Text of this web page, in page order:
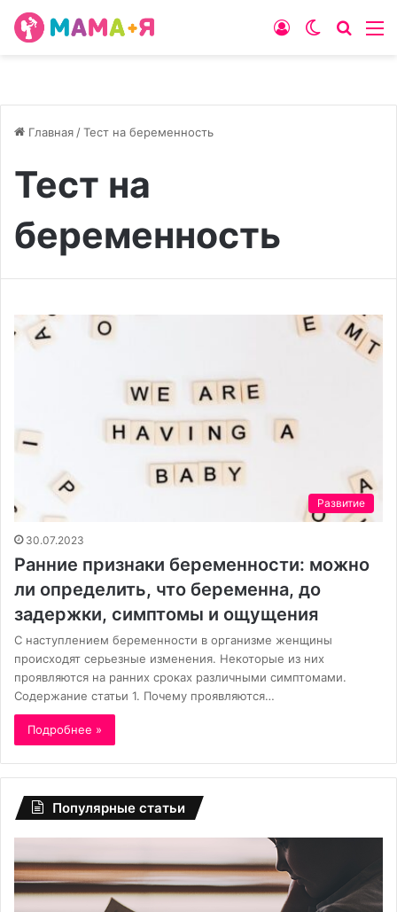
Switch
Войти
Главная /Тест на беременность
Тест на
беременность
Развитие
30.07.2023
Ранние признаки беременности: можно
ли определить, что беременна, до
задержки, симптомы и ощущения
С наступлением беременности в организме женщины
происходят серьезные изменения. Некоторые из них
проявляются на ранних сроках различными симптомами.
Содержание статьи 1. Почему проявляются…
Подробнее »
Популярные статьи
словам
психолога,
родитель